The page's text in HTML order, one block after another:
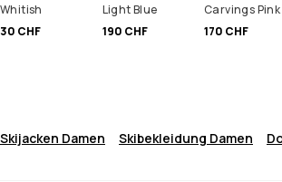
Whitish
30 CHF
Light Blue
190 CHF
Carvings Pink
170 CHF
Skijacken Damen Skibekleidung Damen